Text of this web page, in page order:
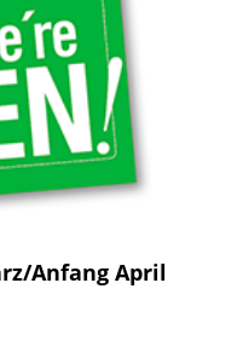
Anfang April